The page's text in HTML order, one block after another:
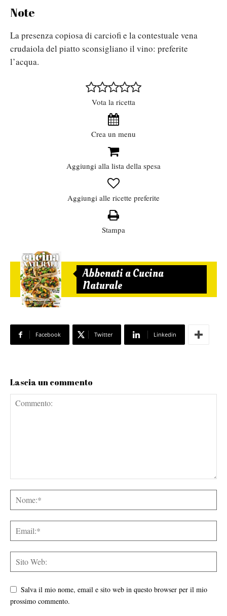
Note
La presenza copiosa di carciofi e la contestuale vena
crudaiola del piatto sconsigliano il vino: preferite
l’acqua.
Vota la ricetta
Crea un menu
Aggiungi alla lista della spesa
Aggiungi alle ricette preferite
Stampa
Abbonati a Cucina
Naturale
Facebook Twitter Linkedin
Lascia un commento
Salva il mio nome, email e sito web in questo browser per il mio
prossimo commento.